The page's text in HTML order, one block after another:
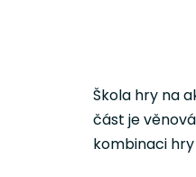
Škola hry na
část je
kombinaci